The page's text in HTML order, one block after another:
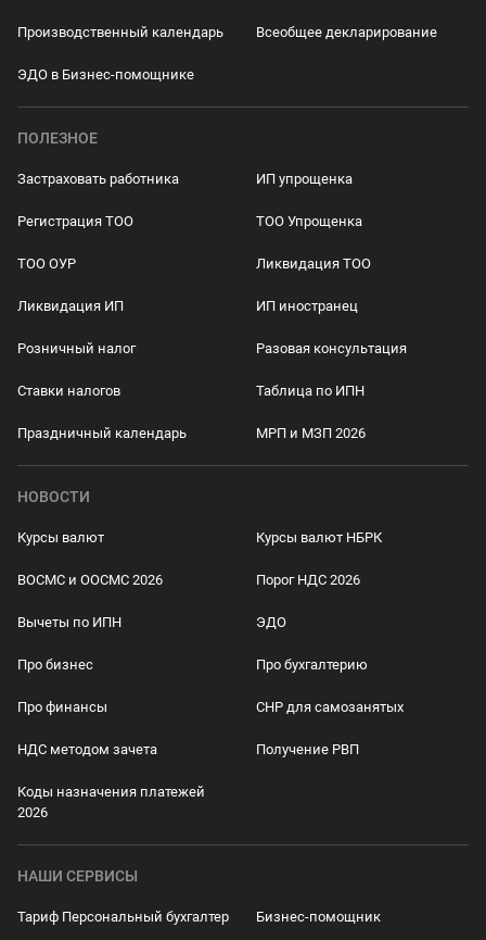
Производственный календарь Всеобщее декларирование
ЭДО в Бизнес-помощнике
ПОЛЕЗНОЕ
Застраховать работника ИП упрощенка
Регистрация ТОО ТОО Упрощенка
ТОО ОУР Ликвидация ТОО
Ликвидация ИП ИП иностранец
Розничный налог Разовая консультация
Ставки налогов Таблица по ИПН
Праздничный календарь МРП и МЗП 2026
НОВОСТИ
Курсы валют Курсы валют НБРК
ВОСМС и ООСМС 2026 Порог НДС 2026
Вычеты по ИПН ЭДО
Про бизнес Про бухгалтерию
Про финансы СНР для самозанятых
НДС методом зачета Получение РВП
Коды назначения платежей
2026
НАШИ СЕРВИСЫ
Тариф Персональный бухгалтер Бизнес-помощник